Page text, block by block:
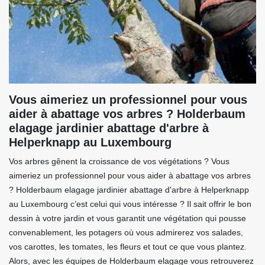
Vous aimeriez un professionnel pour vous
aider à abattage vos arbres ? Holderbaum
elagage jardinier abattage d'arbre à
Helperknapp au Luxembourg
Vos arbres gênent la croissance de vos végétations ? Vous
aimeriez un professionnel pour vous aider à abattage vos arbres
? Holderbaum elagage jardinier abattage d'arbre à Helperknapp
au Luxembourg c’est celui qui vous intéresse ? Il sait offrir le bon
dessin à votre jardin et vous garantit une végétation qui pousse
convenablement, les potagers où vous admirerez vos salades,
vos carottes, les tomates, les fleurs et tout ce que vous plantez.
Alors, avec les équipes de Holderbaum elagage vous retrouverez